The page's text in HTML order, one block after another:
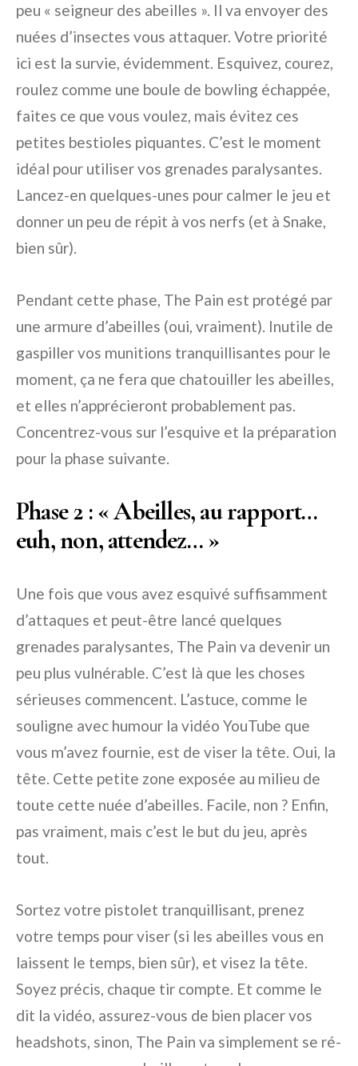
peu « seigneur des abeilles ». Il va envoyer des
nuées d’insectes vous attaquer. Votre priorité
ici est la survie, évidemment. Esquivez, courez,
roulez comme une boule de bowling échappée,
faites ce que vous voulez, mais évitez ces
petites bestioles piquantes. C’est le moment
idéal pour utiliser vos grenades paralysantes.
Lancez-en quelques-unes pour calmer le jeu et
donner un peu de répit à vos nerfs (et à Snake,
bien sûr).
Pendant cette phase, The Pain est protégé par
une armure d’abeilles (oui, vraiment). Inutile de
gaspiller vos munitions tranquillisantes pour le
moment, ça ne fera que chatouiller les abeilles,
et elles n’apprécieront probablement pas.
Concentrez-vous sur l’esquive et la préparation
pour la phase suivante.
Phase 2 : « Abeilles, au rapport…
euh, non, attendez… »
Une fois que vous avez esquivé suffisamment
d’attaques et peut-être lancé quelques
grenades paralysantes, The Pain va devenir un
peu plus vulnérable. C’est là que les choses
sérieuses commencent. L’astuce, comme le
souligne avec humour la vidéo YouTube que
vous m’avez fournie, est de viser la tête. Oui, la
tête. Cette petite zone exposée au milieu de
toute cette nuée d’abeilles. Facile, non ? Enfin,
pas vraiment, mais c’est le but du jeu, après
tout.
Sortez votre pistolet tranquillisant, prenez
votre temps pour viser (si les abeilles vous en
laissent le temps, bien sûr), et visez la tête.
Soyez précis, chaque tir compte. Et comme le
dit la vidéo, assurez-vous de bien placer vos
headshots, sinon, The Pain va simplement se ré-